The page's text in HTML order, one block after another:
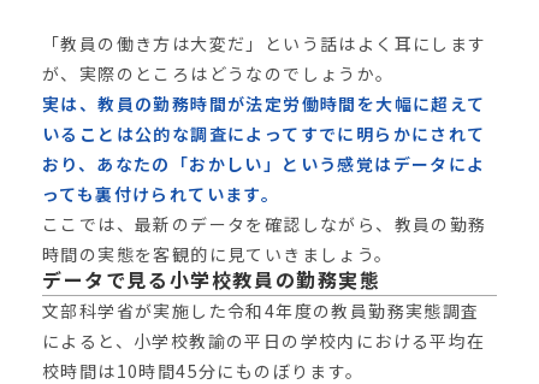
「教員の働き方は大変だ」という話はよく耳にします
が、実際のところはどうなのでしょうか。
実は、教員の勤務時間が法定労働時間を大幅に超えて
いることは公的な調査によってすでに明らかにされて
おり、あなたの「おかしい」という感覚はデータによ
っても裏付けられています。
ここでは、最新のデータを確認しながら、教員の勤務
時間の実態を客観的に見ていきましょう。
データで見る小学校教員の勤務実態
文部科学省が実施した令和4年度の教員勤務実態調査
によると、小学校教諭の平日の学校内における平均在
校時間は10時間45分にものぼります。